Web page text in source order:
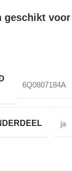
geschikt voor
6Q0807184A
ja